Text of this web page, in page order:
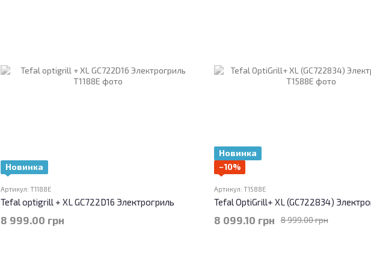
Новинка
Артикул: T1188E
Tefal optigrill + XL GC722D16 Электрогриль
8 999.00 грн
Новинка
−10%
Артикул: T1588E
Tefal OptiGrill+ XL (GC722834)
8 999.00 грн
8 099.10 грн